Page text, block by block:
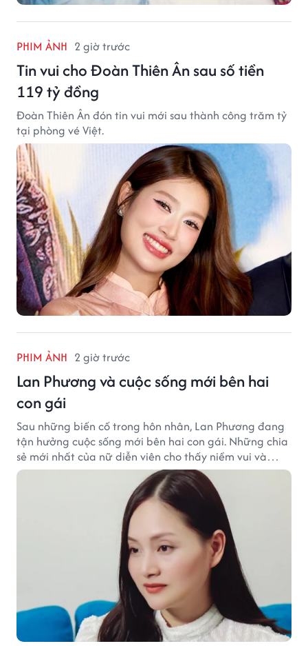
PHIM ẢNH 2 giờ trước
Tin vui cho Đoàn Thiên Ân sau số tiền
119 tỷ đồng
Đoàn Thiên Ân đón tin vui mới sau thành công trăm tỷ
tại phòng vé Việt.
PHIM ẢNH 2 giờ trước
Lan Phương và cuộc sống mới bên hai
con gái
Sau những biến cố trong hôn nhân, Lan Phương đang
tận hưởng cuộc sống mới bên hai con gái. Những chia
sẻ mới nhất của nữ diễn viên cho thấy niềm vui và
hạnh phúc hiện tại đến từ những điều bình dị mỗi